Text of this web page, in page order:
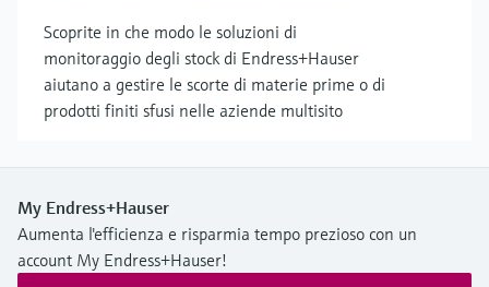
Scoprite in che modo le soluzioni di
monitoraggio degli stock di Endress+Hauser
aiutano a gestire le scorte di materie prime o di
prodotti finiti sfusi nelle aziende multisito
My Endress+Hauser
Aumenta l'efficienza e risparmia tempo prezioso con un
account My Endress+Hauser!